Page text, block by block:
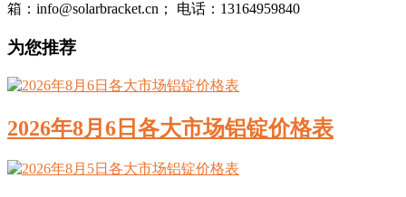
箱：info@solarbracket.cn； 电话：13164959840
为您推荐
2026年8月6日各大市场铝锭价格表